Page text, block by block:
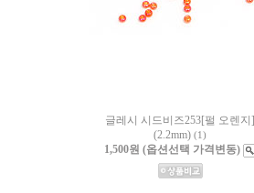
글레시 시드비즈253[펄 오렌지]
(2.2mm) (1)
1,500원 (옵션선택 가격변동)